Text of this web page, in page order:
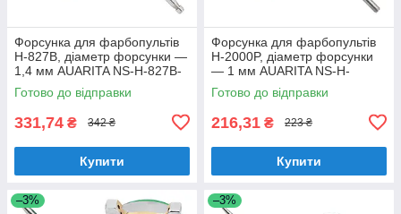
Форсунка для фарбопультів
H-827B, діаметр форсунки —
1,4 мм AUARITA NS-H-827B-
1.4
Готово до відправки
331,74 ₴ 342 ₴
Купити
Форсунка для фарбопультів
H-2000P, діаметр форсунки
— 1 мм AUARITA NS-H-
2000P-1.0
Готово до відправки
216,31 ₴ 223 ₴
Купити
–3% –3%